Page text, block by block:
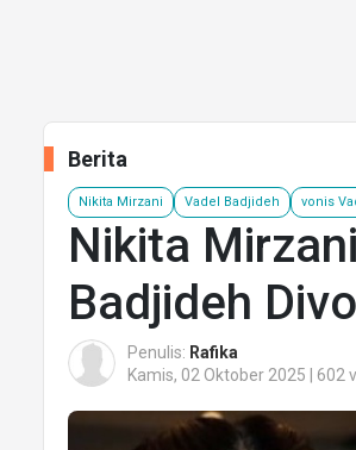
Berita
Nikita Mirzani Vadel Badjideh vonis
Nikita
Badjideh
Penulis: Rafika
Kamis, 02 Oktober 2025 | 602